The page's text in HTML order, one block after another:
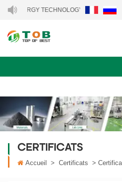
ENERGY TECHNOLOGY CO., LTD..
CERTIFICATS
Accueil > Certificats >